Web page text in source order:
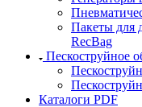
Пакеты для
RecBag
Пескоструйное
Каталоги PDF